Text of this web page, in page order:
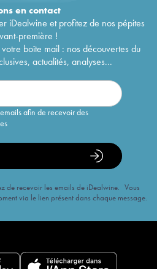
encontact
iDealwine et profitez de nos pépites
première !
boîte mail : nos découvertes du
actualités, analyses...
afin de recevoir des
de recevoir les emails de iDealwine. Vous
via le lien présent dans chaque message.